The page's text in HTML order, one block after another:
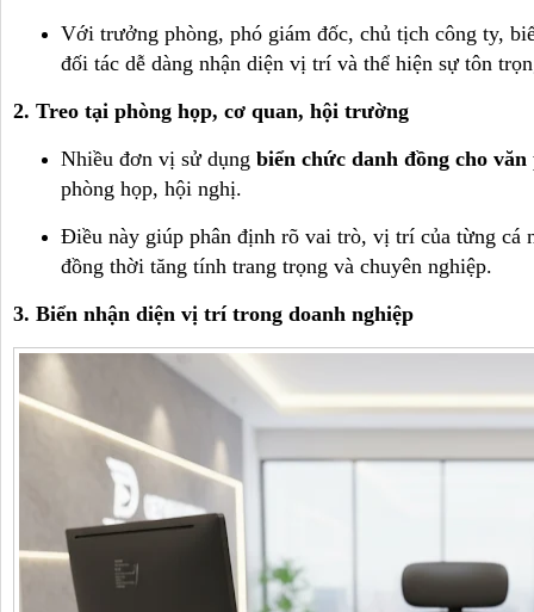
Với trưởng phòng, phó giám đốc, chủ tịch công ty,
đối tác dễ dàng nhận diện vị trí và thể hiện sự tôn
2. Treo tại phòng họp, cơ quan, hội trường
Nhiều đơn vị sử dụng biển chức danh đồng cho văn
phòng họp, hội nghị.
Điều này giúp phân định rõ vai trò, vị trí của từng cá
đồng thời tăng tính trang trọng và chuyên nghiệp.
3. Biển nhận diện vị trí trong doanh nghiệp